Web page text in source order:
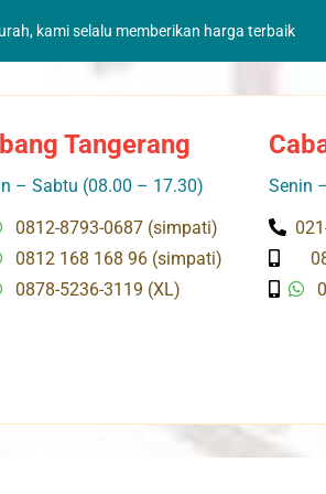
kami selalu memberikan harga terbaik
Tangerang
– Sabtu (08.00 – 17.30)
0812-8793-0687 (simpati)
0812 168 168 96 (simpati)
0878-5236-3119 (XL)
Senin